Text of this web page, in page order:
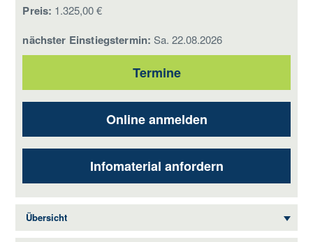
Preis: 1.325,00 €
nächster Einstiegstermin: Sa. 22.08.2026
Termine
Online anmelden
Infomaterial anfordern
Übersicht